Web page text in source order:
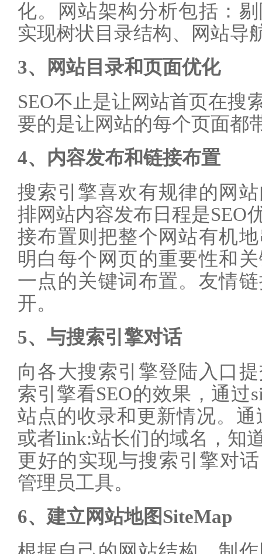
化。网站架构分析包括：
实现树状目录结构、网站导
3、网站目录和页面优化
SEO不止是让网站首页在搜
要的是让网站的每个页面都
4、内容发布和链接布置
搜索引擎喜欢有规律的网
排网站内容发布日程是SEO
接布置则把整个网站有机
明白每个网页的重要性和
一点的关键词布置。友情
开。
5、与搜索引擎对话
向各大搜索引擎登陆入口
索引擎看SEO的效果，通过
站点的收录和更新情况。通
或者link:站长们的域名，知
更好的实现与搜索引擎对
管理员工具。
6、建立网站地图SiteMap